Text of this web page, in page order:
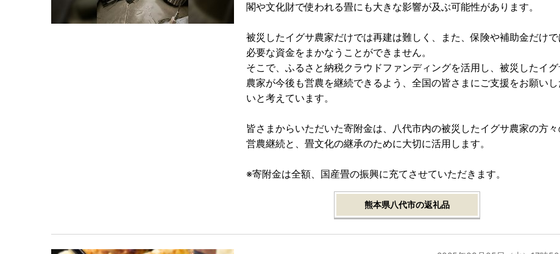
閣や文化財で使われる畳にも大きな影響が及ぶ可能性があります。
被災したイグサ農家だけでは再建は難しく、また、保険や補助金だけで
必要な資金をまかなうことができません。
そこで、ふるさと納税クラウドファンディングを活用し、被災したイグ
農家が今後も営農を継続できるよう、全国の皆さまにご支援をお願いし
いと考えています。
皆さまからいただいた寄附金は、八代市内の被災したイグサ農家の方
営農継続と、畳文化の継承のために大切に活用します。
※寄附金は全額、国産畳の振興に充てさせていただきます。
熊本県八代市の返礼品